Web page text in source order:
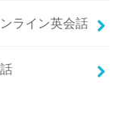
ライン英会話